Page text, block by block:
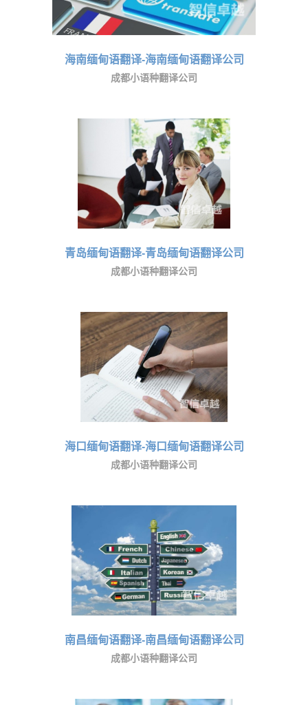
海南缅甸语翻译-海南缅甸语翻译公司
成都小语种翻译公司
青岛缅甸语翻译-青岛缅甸语翻译公司
成都小语种翻译公司
海口缅甸语翻译-海口缅甸语翻译公司
成都小语种翻译公司
南昌缅甸语翻译-南昌缅甸语翻译公司
成都小语种翻译公司